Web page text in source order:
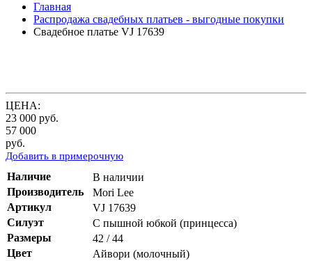
Главная
Распродажа свадебных платьев - выгодные покупки
Свадебное платье VJ 17639
ЦЕНА:
23 000 руб.
57 000
руб.
Добавить в примерочную
Наличие
В наличии
Производитель
Mori Lee
Артикул
VJ 17639
Силуэт
С пышной юбкой (принцесса)
Размеры
42 / 44
Цвет
Айвори (молочный)